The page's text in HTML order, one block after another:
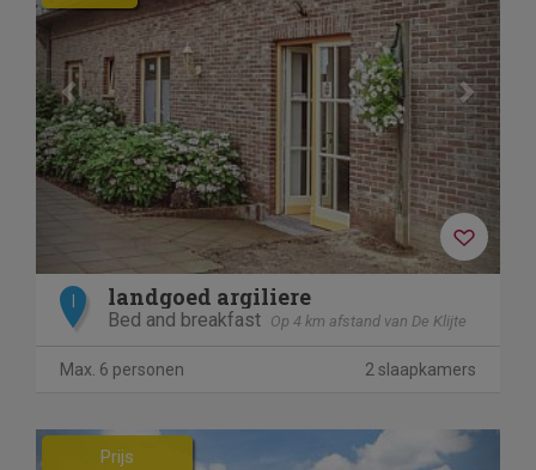
landgoed argiliere
Bed and breakfast Op 4 km afstand van De Klijte
Max. 6 personen 2 slaapkamers
Previous Next
Prijs